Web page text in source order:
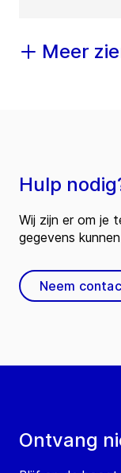
Meer
Ontvang
Hulp
Wij zijn er om je
gegevens
Neem